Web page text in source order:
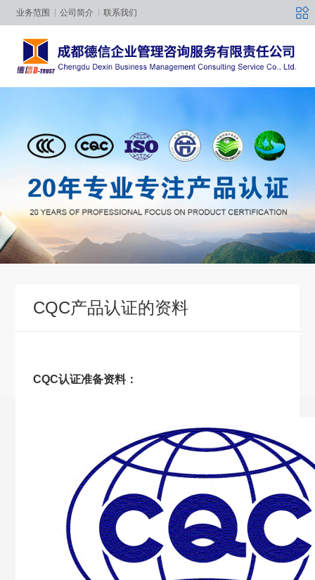
业务范围 公司简介 联系我们
CQC产品认证的资料
CQC认证准备资料：